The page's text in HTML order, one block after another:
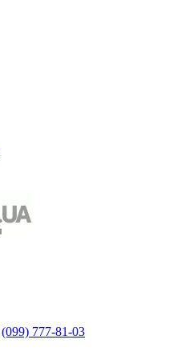
(099) 777-81-03